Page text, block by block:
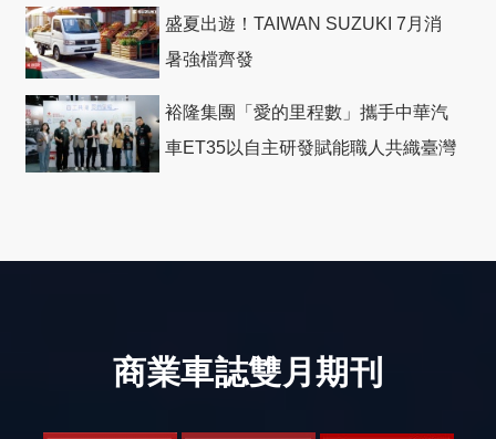
盛夏出遊！TAIWAN SUZUKI 7月消
暑強檔齊發
裕隆集團「愛的里程數」攜手中華汽
車ET35以自主研發賦能職人共織臺灣
商業車誌雙月期刊